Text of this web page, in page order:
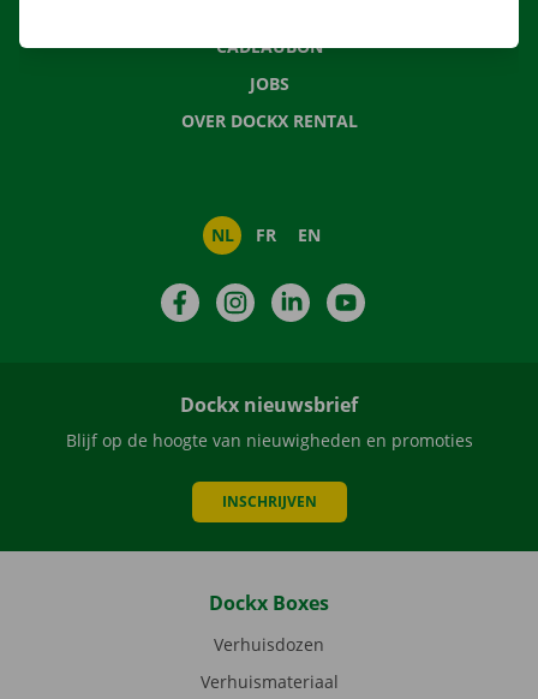
CADEAUBON
JOBS
OVER DOCKX RENTAL
NL FR EN
FacebookInstagramLinkedIn
Dockx nieuwsbrief
Blijf op de hoogte van nieuwigheden en promoties
INSCHRIJVEN
Dockx Boxes
Verhuisdozen
Verhuismateriaal